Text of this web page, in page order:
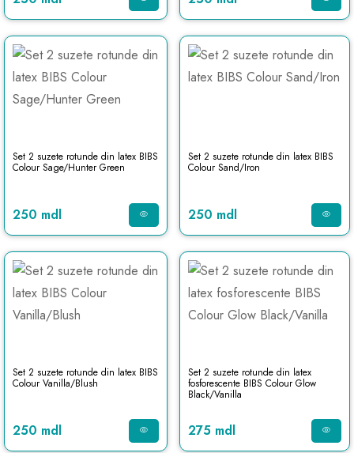
Set 2 suzete rotunde din latex BIBS
Colour Sage/Hunter Green
250 mdl
Set 2 suzete rotunde din latex BIBS
Colour Sand/Iron
250 mdl
Set 2 suzete rotunde din latex BIBS
Colour Vanilla/Blush
250 mdl
Set 2 suzete rotunde din latex
fosforescente BIBS Colour Glow
Black/Vanilla
275 mdl